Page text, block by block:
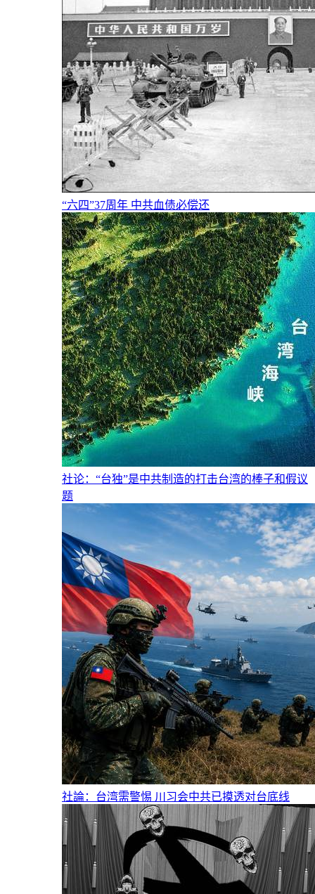
“六四”37周年 中共血债必偿还
社论：“台独”是中共制造的打击台湾的棒子和假议
题
社論：台湾需警惕 川习会中共已摸透对台底线